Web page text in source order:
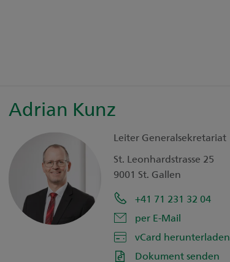
Adrian Kunz
Leiter Generalsekretariat
St. Leonhardstrasse 25
9001 St. Gallen
+41 71 231 32 04
per E-Mail
vCard herunterladen
Dokument senden